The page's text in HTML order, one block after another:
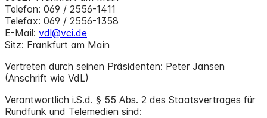
Telefon: 069 / 2556-1411
Telefax: 069 / 2556-1358
E-Mail: vdl@vci.de
Sitz: Frankfurt am Main
Vertreten durch seinen Präsidenten: Peter Jansen
(Anschrift wie VdL)
Verantwortlich i.S.d. § 55 Abs. 2 des Staatsvertrages für
Rundfunk und Telemedien sind: